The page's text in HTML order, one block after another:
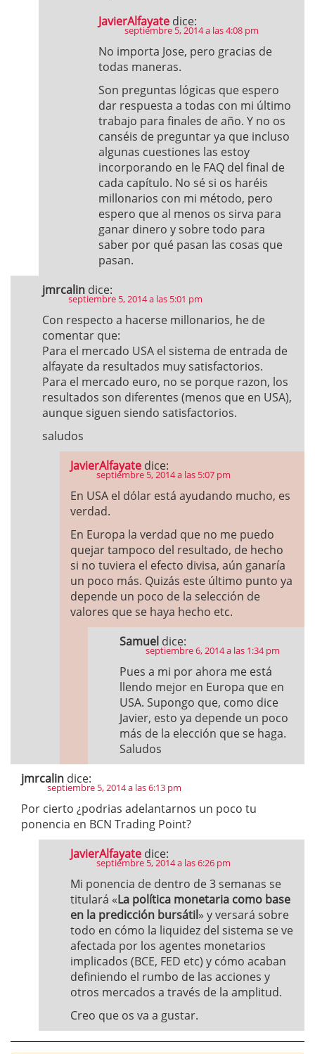
JavierAlfayate dice:
septiembre 5, 2014 a las 4:08 pm
No importa Jose, pero gracias de
todas maneras.
Son preguntas lógicas que espero
dar respuesta a todas con mi último
trabajo para finales de año. Y no os
canséis de preguntar ya que incluso
algunas cuestiones las estoy
incorporando en le FAQ del final de
cada capítulo. No sé si os haréis
millonarios con mi método, pero
espero que al menos os sirva para
ganar dinero y sobre todo para
saber por qué pasan las cosas que
pasan.
jmrcalin dice:
septiembre 5, 2014 a las 5:01 pm
Con respecto a hacerse millonarios, he de
comentar que:
Para el mercado USA el sistema de entrada de
alfayate da resultados muy satisfactorios.
Para el mercado euro, no se porque razon, los
resultados son diferentes (menos que en USA),
aunque siguen siendo satisfactorios.
saludos
JavierAlfayate dice:
septiembre 5, 2014 a las 5:07 pm
En USA el dólar está ayudando mucho, es
verdad.
En Europa la verdad que no me puedo
quejar tampoco del resultado, de hecho
si no tuviera el efecto divisa, aún ganaría
un poco más. Quizás este último punto ya
depende un poco de la selección de
valores que se haya hecho etc.
Samuel dice:
septiembre 6, 2014 a las 1:34 pm
Pues a mi por ahora me está
llendo mejor en Europa que en
USA. Supongo que, como dice
Javier, esto ya depende un poco
más de la elección que se haga.
Saludos
jmrcalin dice:
septiembre 5, 2014 a las 6:13 pm
Por cierto ¿podrias adelantarnos un poco tu
ponencia en BCN Trading Point?
JavierAlfayate dice:
septiembre 5, 2014 a las 6:26 pm
Mi ponencia de dentro de 3 semanas se
titulará «La política monetaria como base
en la predicción bursátil» y versará sobre
todo en cómo la liquidez del sistema se ve
afectada por los agentes monetarios
implicados (BCE, FED etc) y cómo acaban
definiendo el rumbo de las acciones y
otros mercados a través de la amplitud.
Creo que os va a gustar.